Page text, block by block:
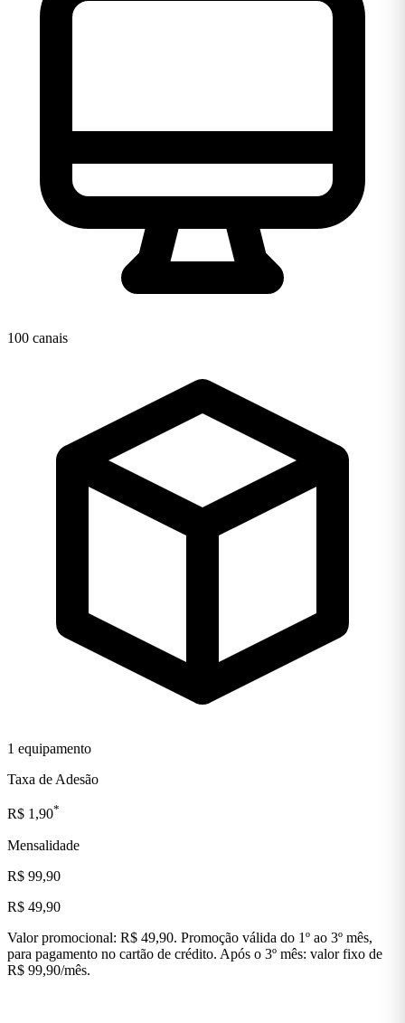
100 canais
1 equipamento
Taxa de Adesão
R$ 1,90*
Mensalidade
R$ 99,90
R$ 49,90
Valor promocional: R$ 49,90. Promoção válida do 1º ao 3º mês,
para pagamento no cartão de crédito. Após o 3º mês: valor fixo de
R$ 99,90/mês.